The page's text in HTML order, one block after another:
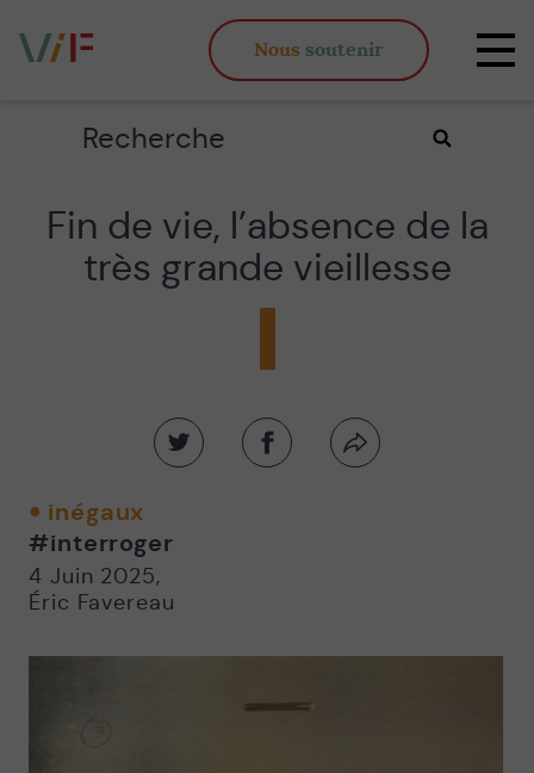
inégaux
Nous soutenir
Rechercher
Valider
Fin de vie, l’absence de la
très grande vieillesse
Partager
Partager
Partager
inégaux
#interroger
4 Juin 2025,
Éric Favereau